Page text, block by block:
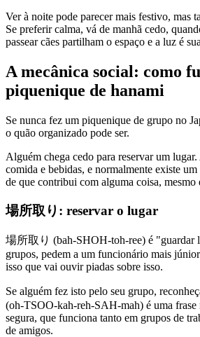
Ver à noite pode parecer mais festivo, mas
Se preferir calma, vá de manhã cedo,
passear cães partilham o espaço e a luz é
A mecânica social: como
piquenique de hanami
Se nunca fez um piquenique de grupo no
o quão organizado pode ser.
Alguém chega cedo para reservar um lugar.
comida e bebidas, e normalmente existe
de que contribui com alguma coisa, mesmo
場所取り: reservar o lugar
場所取り (bah-SHOH-toh-ree) é "guardar
grupos, pedem a um funcionário mais
isso que vai ouvir piadas sobre isso.
Se alguém fez isto pelo seu grupo,
(oh-TSOO-kah-reh-SAH-mah) é uma frase
segura, que funciona tanto em grupos de
de amigos.